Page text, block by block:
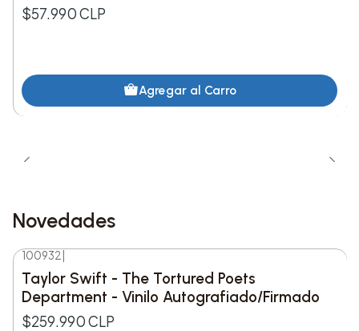
$57.990 CLP
Agregar al Carro
Novedades
Nuevo
100932
Taylor Swift - The Tortured Poets
Department - Vinilo Autografiado/Firmado
$259.990 CLP